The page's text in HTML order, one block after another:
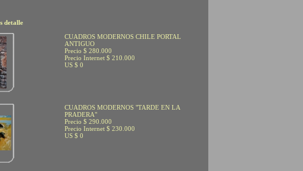
detalle
CUADROS MODERNOS CHILE PORTAL
ANTIGUO
Precio $ 280.000
Precio Internet $ 210.000
US $ 0
CUADROS MODERNOS "TARDE EN LA
PRADERA"
Precio $ 290.000
Precio Internet $ 230.000
US $ 0